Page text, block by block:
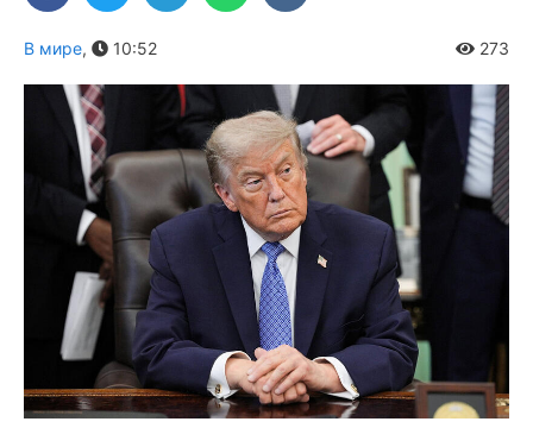
В мире, 10:52 273